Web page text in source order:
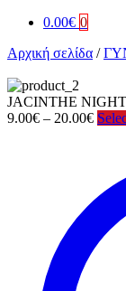
0.00€ 0
Αρχική σελίδα /
JACINTHE NIGHT
9.00€ – 20.00€Price